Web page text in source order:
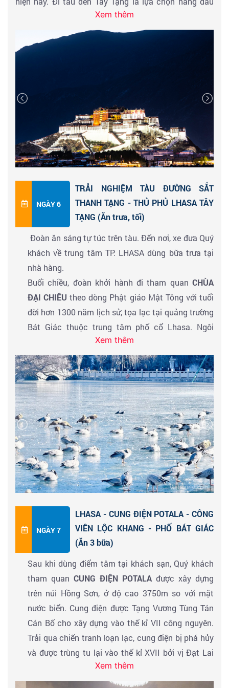
của nhiều khách du lịch nước ngoài đến Tây Tạng.
Đoàn ăn trưa tự túc trên tàu & nghỉ ngơi ngắm cảnh &
trải nghiệm chuyến tàu với những kỷ lục thế giới phi
Ga đường sắt cao nhất - 5072m,
Đường sắt cao nguyên dài nhất -1976km,
Cầu đường sắt dài nhất - 11,7km,
Đường hầm cao nguyên dài nhất trong băng vĩnh cửu
- 1686m
Quý khách tận hưởng cảnh quan cao nguyên ngoạn
mục dọc theo tuyến đường sắt - hồ muối khổng lồ
Qinghai và Qarhan, Khu vực đồi núi Hoh Xil rộng lớn và
bí ẩn, Cao nguyên Elf của Qinghai Tây Tạng - Linh
dương Tây Tạng, Núi thống trị Tanggula, Blue Diamond
- Hồ Tsonag…
Quý khách tự túc ăn trưa và tối và nghỉ ngơi ngắm
cảnh trên tàu.
Xem thêm
NGÀY 6
TRẢI NGHIỆM TÀU ĐƯỜNG SẮT
THANH TẠNG - THỦ PHỦ LHASA TÂY
TẠNG (Ăn trưa, tối)
Đoàn ăn sáng tự túc trên tàu. Đến nơi, xe đưa Quý
khách về trung tâm TP. LHASA dùng bữa trưa tại
nhà hàng.
Buổi chiều, đoàn khởi hành đi tham quan CHÙA
ĐẠI CHIÊUtheo dòng Phật giáo Mật Tông với tuổi
đời hơn 1300 năm lịch sử, tọa lạc tại quảng trường
Bát Giác thuộc trung tâm phố cổ Lhasa. Ngôi
chùa được xây dựng vào năm 647 bởi Tạng Vương
Tùng Tán Cán Bố để thờ tượng Phật Bất Động Như
Lai và tượng Đức Phật Thích Ca Mâu Ni Thập Nhị
Tuế Đẳng do Công chúa Brikuti (Nepal) và Công
chúa Văn Thành (nhà Đường) mang vào Tây Tạng.
Trong tâm thức của vô số người Tạng mộ đạo,
CHÙA ĐẠI CHIÊU là ngôi chùa linh thiêng và quan
trọng nhất ở Lhasa; đồng thời bức tượng Phật
Thích Ca Mâu Ni được xem là một báu vật thiêng
liêng của người Tây Tạng.
Đoàn ăn tối tại nhà hàng. HDV đưa Quý khách đến
tham quan & chụp hình
Sau đó về khách sạn nghỉ ngơi.
Xem thêm
NGÀY 7
LHASA - CUNG ĐIỆN POTALA - CÔNG
VIÊN LỘC KHANG - PHỐ BÁT GIÁC
(Ăn 3 bữa)
Sau khi dùng điểm tâm tại khách sạn, Quý khách
tham quan CUNG ĐIỆN POTALA được xây dựng
trên núi Hồng Sơn, ở độ cao 3750m so với mặt
nước biển. Cung điện được Tạng Vương Tùng Tán
Cán Bố cho xây dựng vào thế kỉ VII công nguyên.
Trải qua chiến tranh loạn lạc, cung điện bị phá hủy
và được trùng tu lại vào thế kỉ XVII bởi vị Đạt Lai
Lạt Ma đời thứ V. Đến đây Quý khách được tham
quan BẠCH CUNG VÀ HỒNG CUNG – nơi lưu giữ
Xem thêm